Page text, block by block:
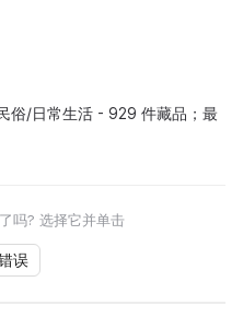
俗/日常生活 - 929 件藏品；最
吗? 选择它并单击
误